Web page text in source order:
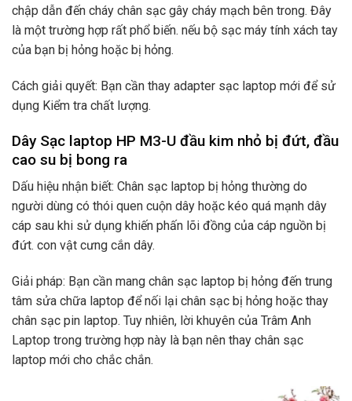
chập dẫn đến cháy chân sạc gây cháy mạch bên trong. Đây
là một trường hợp rất phổ biến. nếu bộ sạc máy tính xách tay
của bạn bị hỏng hoặc bị hỏng.
Cách giải quyết: Bạn cần thay adapter sạc laptop mới để sử
dụng Kiểm tra chất lượng.
Dây Sạc laptop HP M3-U đầu kim nhỏ bị đứt, đầu
cao su bị bong ra
Dấu hiệu nhận biết: Chân sạc laptop bị hỏng thường do
người dùng có thói quen cuộn dây hoặc kéo quá mạnh dây
cáp sau khi sử dụng khiến phấn lõi đồng của cáp nguồn bị
đứt. con vật cưng cắn dây.
Giải pháp: Bạn cần mang chân sạc laptop bị hỏng đến trung
tâm sửa chữa laptop để nối lại chân sạc bị hỏng hoặc thay
chân sạc pin laptop. Tuy nhiên, lời khuyên của Trâm Anh
Laptop trong trường hợp này là bạn nên thay chân sạc
laptop mới cho chắc chắn.